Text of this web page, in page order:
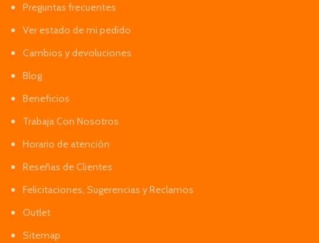
Preguntas frecuentes
Ver estado de mi pedido
Cambios y devoluciones
Blog
Beneficios
Trabaja Con Nosotros
Horario de atención
Reseñas de Clientes
Felicitaciones, Sugerencias y Reclamos
Outlet
Sitemap